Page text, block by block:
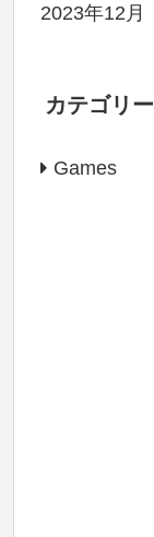
2023年12月
カテゴリー
Games